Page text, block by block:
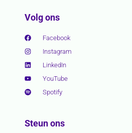
Volg ons
Facebook
Instagram
LinkedIn
YouTube
Spotify
Steun ons